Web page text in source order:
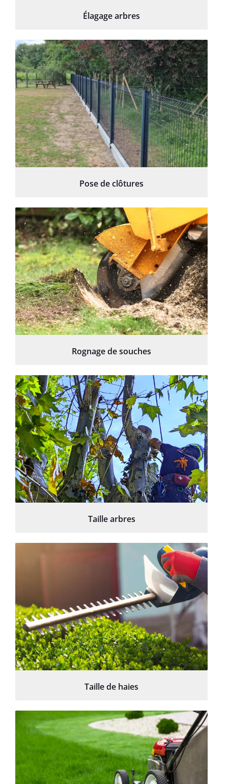
Élagage arbres
Pose de clôtures
Rognage de souches
Taille arbres
Taille de haies